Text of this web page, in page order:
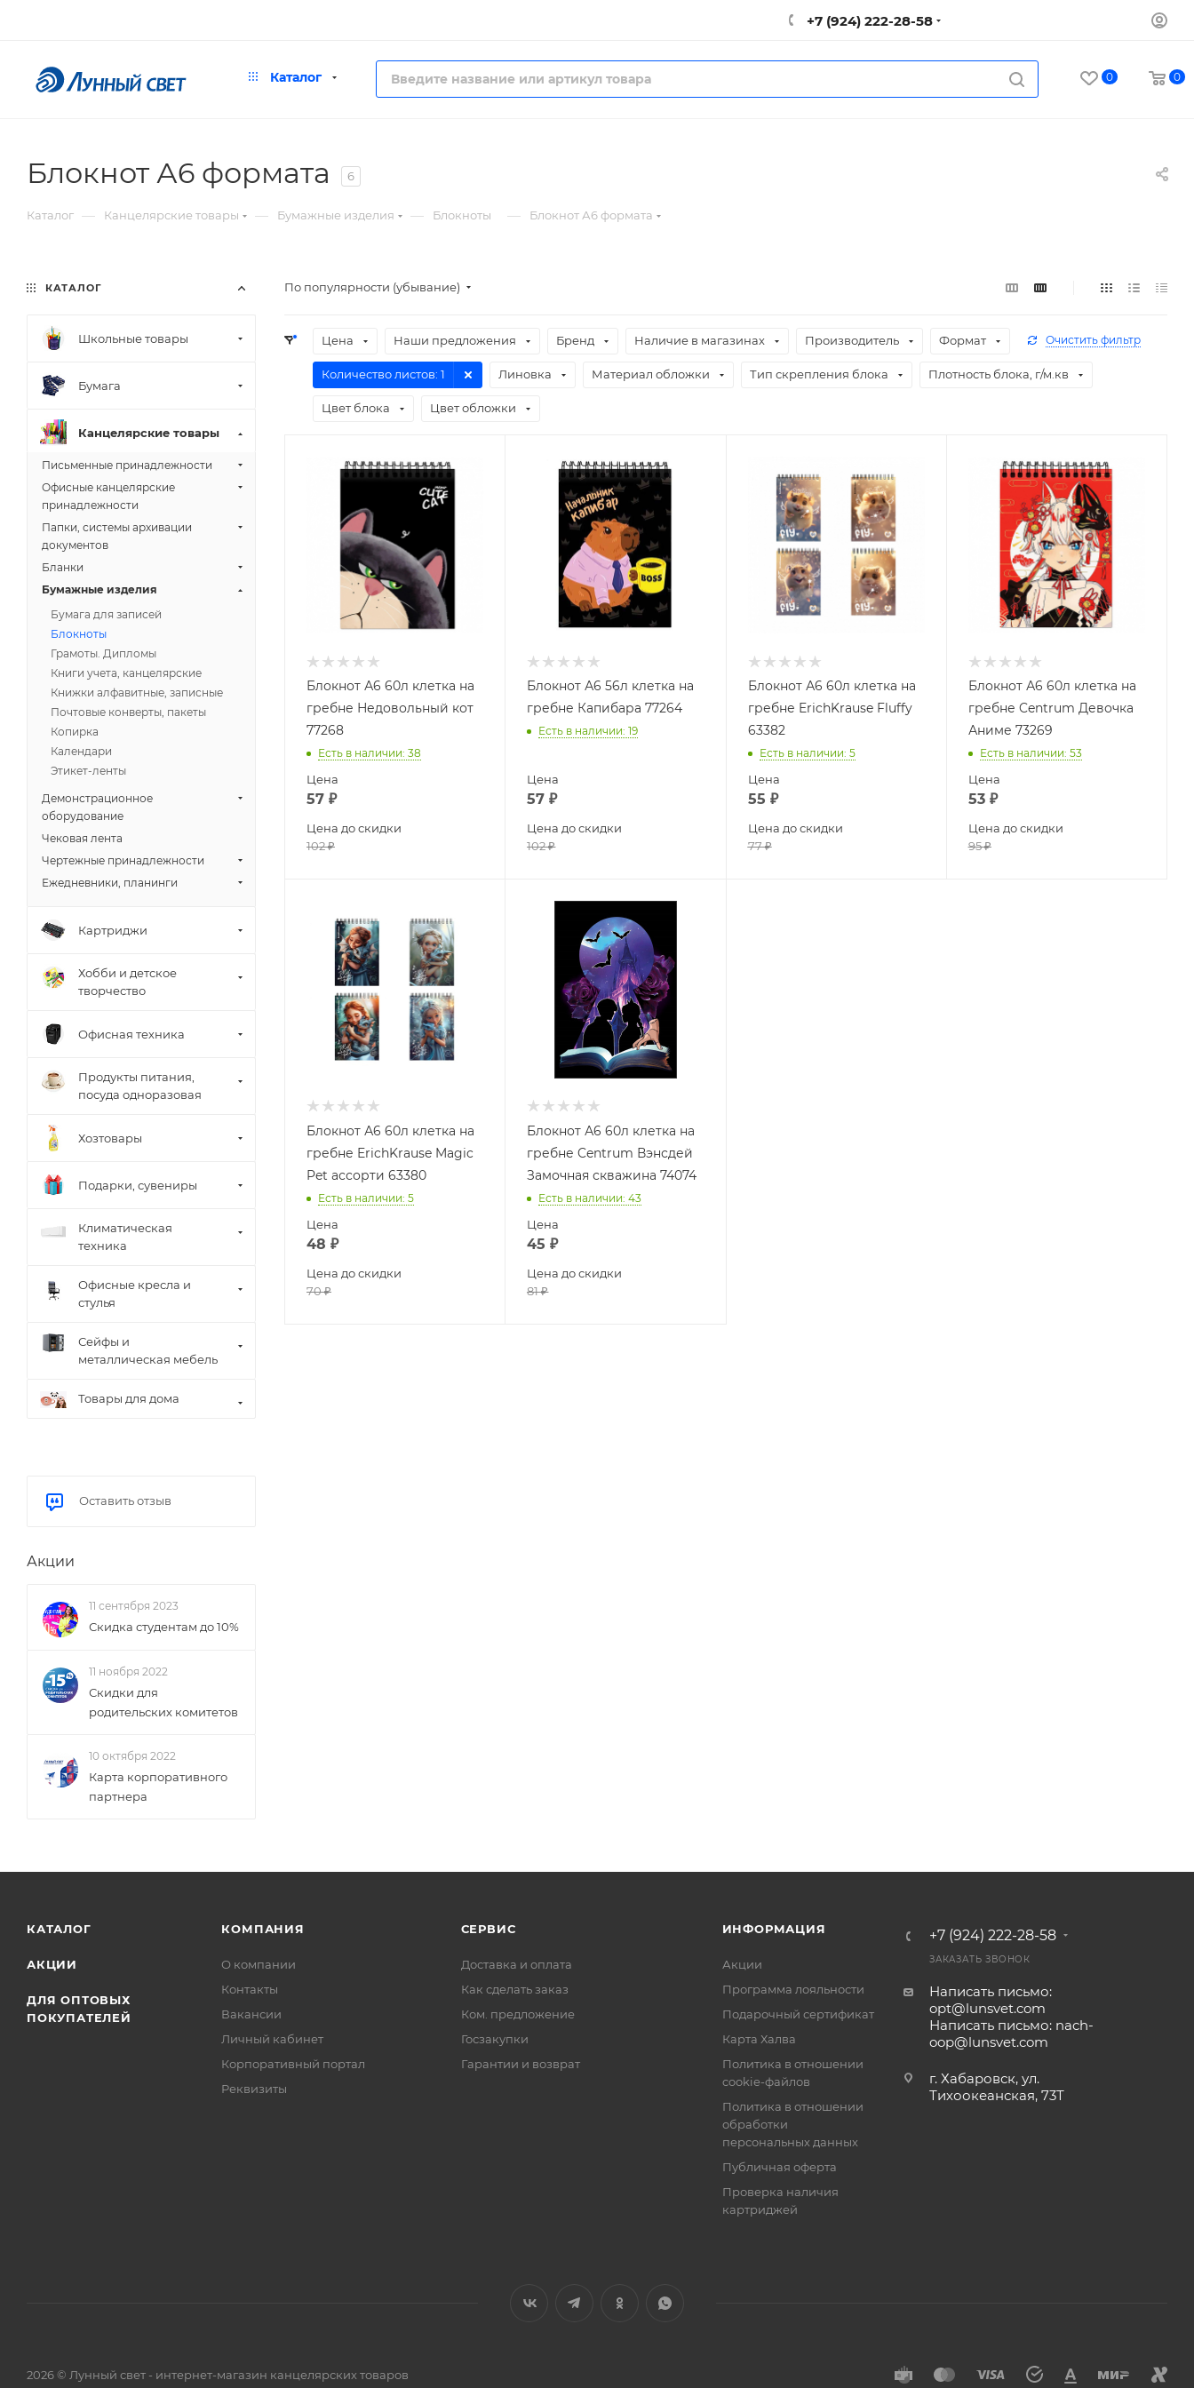
+7 (924) 222-28-58
Каталог 0 0
Блокнот А6 формата 6
Каталог — Канцелярские товары — Бумажные изделия — Блокноты — Блокнот А6 формата
По популярности (убывание)
Цена Наши предложения Бренд Наличие в магазинах Производитель Формат
Количество листов: 1 Линовка Материал обложки Тип скрепления блока Плотность блока, г/м.кв
Цвет блока Цвет обложки
Очистить фильтр
Блокнот А6 60л клетка на
гребне Недовольный кот
77268
Есть в наличии: 38
Цена
57 ₽
Цена до скидки
102₽
Блокнот А6 56л клетка на
гребне Капибара 77264
Есть в наличии: 19
Цена
57 ₽
Цена до скидки
102₽
Блокнот А6 60л клетка на
гребне ErichKrause Fluffy
63382
Есть в наличии: 5
Цена
55 ₽
Цена до скидки
77₽
Блокнот А6 60л клетка на
гребне Centrum Девочка
Аниме 73269
Есть в наличии: 53
Цена
53₽
Цена до скидки
95₽
Блокнот А6 60л клетка на
гребне ErichKrause Magic
Pet ассорти 63380
Есть в наличии: 5
Цена
48 ₽
Цена до скидки
70₽
Блокнот А6 60л клетка на
гребне Centrum Вэнсдей
Замочная скважина 74074
Есть в наличии: 43
Цена
45 ₽
Цена до скидки
81₽
КАТАЛОГ
Школьные товары
Бумага
Канцелярские товары
Письменные принадлежности
Офисные канцелярские
принадлежности
Папки, системы архивации
документов
Бланки
Бумажные изделия
Бумага для записей
Блокноты
Грамоты. Дипломы
Книги учета, канцелярские
Книжки алфавитные, записные
Почтовые конверты, пакеты
Копирка
Календари
Этикет-ленты
Демонстрационное
оборудование
Чековая лента
Чертежные принадлежности
Ежедневники, планинги
Картриджи
Хобби и детское
творчество
Офисная техника
Продукты питания,
посуда одноразовая
Хозтовары
Подарки, сувениры
Климатическая
техника
Офисные кресла и
стулья
Сейфы и
металлическая мебель
Товары для дома
Оставить отзыв
Акции
11 сентября 2023
Скидка студентам до 10%
11 ноября 2022
Скидки для
родительских комитетов
10 октября 2022
Карта корпоративного
партнера
КАТАЛОГ
АКЦИИ
ДЛЯ ОПТОВЫХ
ПОКУПАТЕЛЕЙ
КОМПАНИЯ
О компании
Контакты
Вакансии
Личный кабинет
Корпоративный портал
Реквизиты
СЕРВИС
Доставка и оплата
Как сделать заказ
Ком. предложение
Госзакупки
Гарантии и возврат
ИНФОРМАЦИЯ
Акции
Программа лояльности
Подарочный сертификат
Карта Халва
Политика в отношении
cookie-файлов
Политика в отношении
обработки
персональных данных
Публичная оферта
Проверка наличия
картриджей
+7 (924) 222-28-58
ЗАКАЗАТЬ ЗВОНОК
Написать письмо:
opt@lunsvet.com
Написать письмо: nach-
oop@lunsvet.com
г. Хабаровск, ул.
Тихоокеанская, 73Т
2026 © Лунный свет - интернет-магазин канцелярских товаров